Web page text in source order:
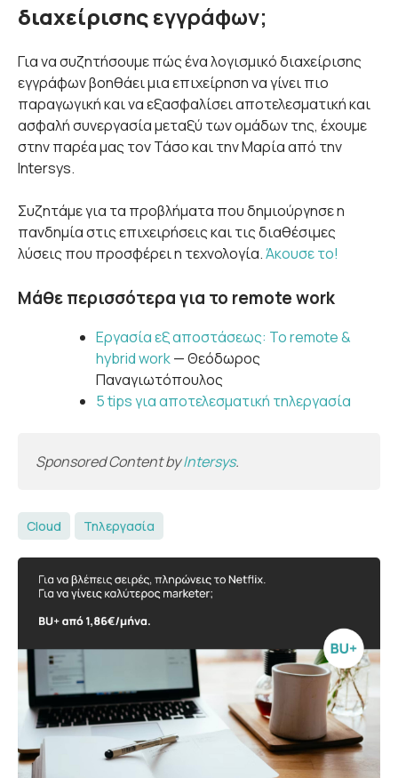
διαχείρισηςεγγράφων;
Για να συζητήσουμε πώς ένα λογισμικό διαχείρισης
εγγράφων βοηθάει μια επιχείρηση να γίνει πιο
παραγωγική και να εξασφαλίσει αποτελεσματική και
ασφαλή συνεργασία μεταξύ των ομάδων της, έχουμε
στην παρέα μας τον Τάσο και την Μαρία από την
Intersys.
Συζητάμε για τα προβλήματα που δημιούργησε η
πανδημία στις επιχειρήσεις και τις διαθέσιμες
λύσεις που προσφέρει η τεχνολογία.Άκουσε το!
Μάθε περισσότερα για το remote work
Εργασία εξ αποστάσεως: Το remote &
hybrid work— Θεόδωρος
Παναγιωτόπουλος
5 tips για αποτελεσματική τηλεργασία
Sponsored Content byIntersys.
Cloud Τηλεργασία